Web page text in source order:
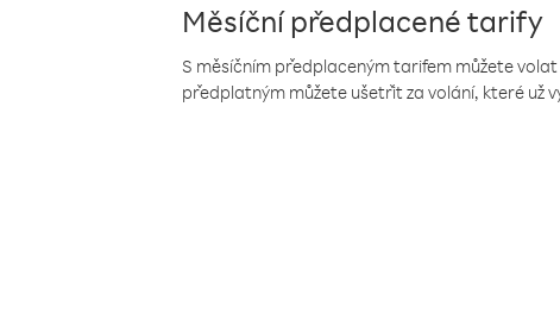
Měsíční předplacené tarify
S měsíčním předplaceným tarifem můžete
předplatným můžete ušetřit za volání, které už